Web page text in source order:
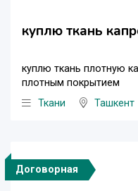
куплю ткань
куплю ткань плотную
плотным покрытием
Ткани
Ташкент
Договорная